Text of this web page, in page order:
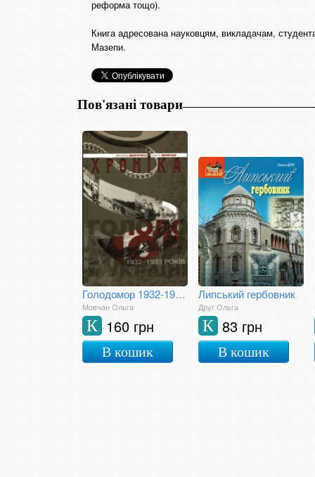
реформа тощо).
Книга адресована науковцям, викладачам,
Мазепи.
Пов'язані товари
Голодомор 1932-1933 років в Україні : Хроніка
Мовчан Ольга
160 грн
К
В кошик
Липський гербовник
Друг Ольга
83 грн
К
В кошик